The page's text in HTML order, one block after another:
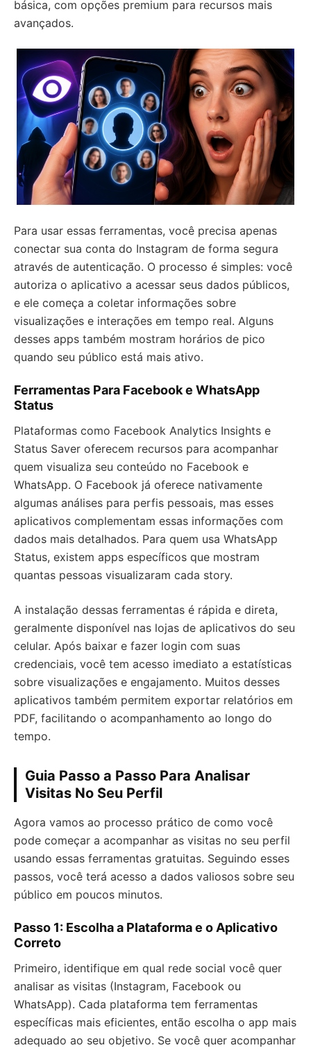
básica, com opções premium para recursos mais
avançados.
Para usar essas ferramentas, você precisa apenas
conectar sua conta do Instagram de forma segura
através de autenticação. O processo é simples: você
autoriza o aplicativo a acessar seus dados públicos,
e ele começa a coletar informações sobre
visualizações e interações em tempo real. Alguns
desses apps também mostram horários de pico
quando seu público está mais ativo.
Ferramentas Para Facebook e WhatsApp
Status
Plataformas como Facebook Analytics Insights e
Status Saver oferecem recursos para acompanhar
quem visualiza seu conteúdo no Facebook e
WhatsApp. O Facebook já oferece nativamente
algumas análises para perfis pessoais, mas esses
aplicativos complementam essas informações com
dados mais detalhados. Para quem usa WhatsApp
Status, existem apps específicos que mostram
quantas pessoas visualizaram cada story.
A instalação dessas ferramentas é rápida e direta,
geralmente disponível nas lojas de aplicativos do seu
celular. Após baixar e fazer login com suas
credenciais, você tem acesso imediato a estatísticas
sobre visualizações e engajamento. Muitos desses
aplicativos também permitem exportar relatórios em
PDF, facilitando o acompanhamento ao longo do
tempo.
Guia Passo a Passo Para Analisar
Visitas No Seu Perfil
Agora vamos ao processo prático de como você
pode começar a acompanhar as visitas no seu perfil
usando essas ferramentas gratuitas. Seguindo esses
passos, você terá acesso a dados valiosos sobre seu
público em poucos minutos.
Passo 1: Escolha a Plataforma e o Aplicativo
Correto
Primeiro, identifique em qual rede social você quer
analisar as visitas (Instagram, Facebook ou
WhatsApp). Cada plataforma tem ferramentas
específicas mais eficientes, então escolha o app mais
adequado ao seu objetivo. Se você quer acompanhar